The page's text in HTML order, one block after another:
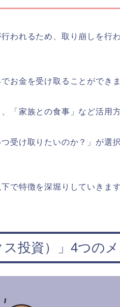
われるため、取り崩しを行
お金を受け取ることができま
「家族との食事」など活用方
受け取りたいのか？」が選
で特徴を深堀りしていきます
投資）」4つの